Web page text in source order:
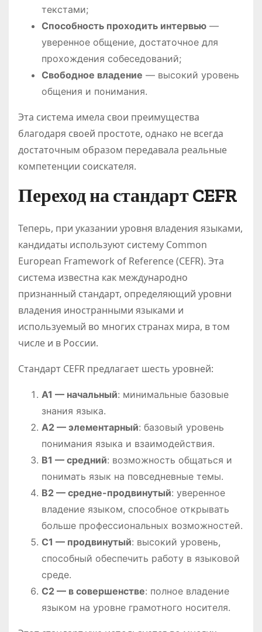
текстами;
Способность проходить интервью —
уверенное общение, достаточное для
прохождения собеседований;
Свободное владение — высокий уровень
общения и понимания.
Эта система имела свои преимущества
благодаря своей простоте, однако не всегда
достаточным образом передавала реальные
компетенции соискателя.
Переход на стандарт CEFR
Теперь, при указании уровня владения языками,
кандидаты используют систему Common
European Framework of Reference (CEFR). Эта
система известна как международно
признанный стандарт, определяющий уровни
владения иностранными языками и
используемый во многих странах мира, в том
числе и в России.
Стандарт CEFR предлагает шесть уровней:
A1 — начальный: минимальные базовые
знания языка.
A2 — элементарный: базовый уровень
понимания языка и взаимодействия.
B1 — средний: возможность общаться и
понимать язык на повседневные темы.
B2 — средне-продвинутый: уверенное
владение языком, способное открывать
больше профессиональных возможностей.
C1 — продвинутый: высокий уровень,
способный обеспечить работу в языковой
среде.
C2 — в совершенстве: полное владение
языком на уровне грамотного носителя.